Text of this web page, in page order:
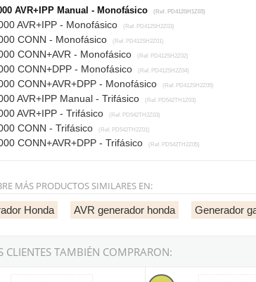
AVR+IPP Manual - Monofásico (Ref. PD412SH1Z03)
AVR+IPP - Monofásico (Ref. PD412SH2Z03)
CONN - Monofásico (Ref. PD412SH2Z01)
CONN+AVR - Monofásico (Ref. PD412SH2Z02)
CONN+DPP - Monofásico (Ref. PD412SH2Z04)
CONN+AVR+DPP - Monofásico (Ref. PD412SH2Z05)
AVR+IPP Manual - Trifásico (Ref. PD542TH1Z03)
AVR+IPP - Trifásico (Ref. PD542TH2Z03)
CONN - Trifásico (Ref. PD542TH2Z01)
CONN+AVR+DPP - Trifásico (Ref. PD542TH2Z05)
MÁS PRODUCTOS SIMILARES EN:
Honda AVR generador honda Generador
CLIENTES TAMBIÉN COMPRARON:
- Generador Eléctrico Monofásico AVR
Pramac E4000 -